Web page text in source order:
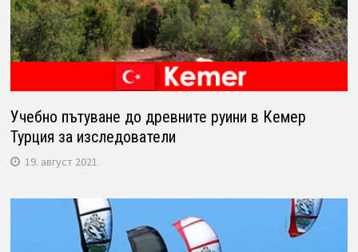
Учебно пътуване до древните руини в Кемер
Турция за изследователи
19. август 2021